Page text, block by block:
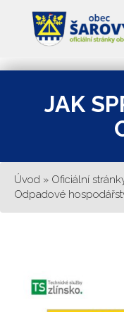
JAK
Úvod » Oficiální
Odpadové